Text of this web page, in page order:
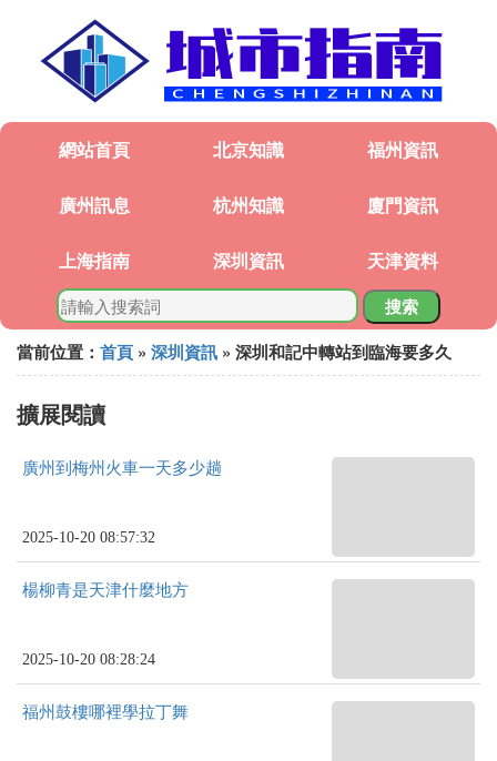
網站首頁 北京知識 福州資訊
廣州訊息 杭州知識 廈門資訊
上海指南 深圳資訊 天津資料
搜索
當前位置： 首頁 » 深圳資訊 » 深圳和記中轉站到臨海要多久
擴展閱讀
廣州到梅州火車一天多少趟
2025-10-20 08:57:32
楊柳青是天津什麼地方
2025-10-20 08:28:24
福州鼓樓哪裡學拉丁舞